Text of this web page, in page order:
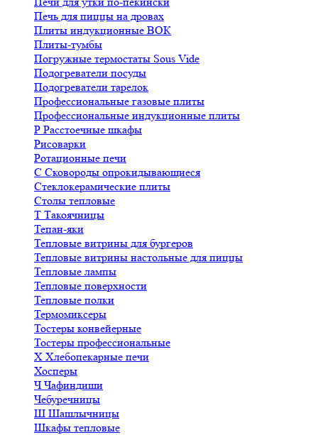
Печь для пиццы на дровах
Плиты индукционные ВОК
Плиты-тумбы
Погружные термостаты Sous Vide
Подогреватели посуды
Подогреватели тарелок
Профессиональные газовые плиты
Профессиональные индукционные плиты
Р Расстоечные шкафы
Рисоварки
Ротационные печи
С Сковороды опрокидывающиеся
Стеклокерамические плиты
Столы тепловые
Т Такоячницы
Тепан-яки
Тепловые витрины для бургеров
Тепловые витрины настольные для пиццы
Тепловые лампы
Тепловые поверхности
Тепловые полки
Термомиксеры
Тостеры конвейерные
Тостеры профессиональные
Х Хлебопекарные печи
Хосперы
ЧЧафиндиши
Чебуречницы
Ш Шашлычницы
Шкафы тепловые